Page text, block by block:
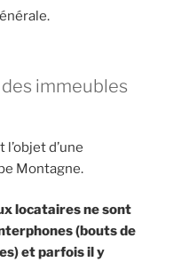
immeubles
d’une
Montagne.
locataires ne sont
(bouts de
et parfois il y